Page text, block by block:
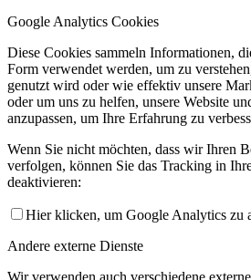
Google Analytics Cookies
Diese Cookies sammeln Informationen,
Form verwendet werden, um zu
genutzt wird oder wie effektiv unsere
oder um uns zu helfen, unsere Website
anzupassen, um Ihre Erfahrung zu
Wenn Sie nicht möchten, dass wir Ihren
verfolgen, können Sie das Tracking in
deaktivieren:
Hier klicken, um Google Analytics zu
Andere externe Dienste
Wir verwenden auch verschiedene